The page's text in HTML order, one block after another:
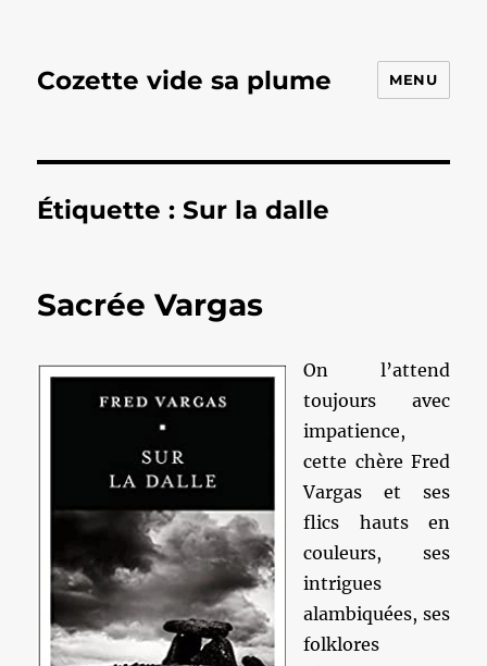
Cozette vide sa plume MENU
Étiquette :Sur la dalle
Sacrée Vargas
On l’attend
toujours avec
impatience,
cette chère Fred
Vargas et ses
flics hauts en
couleurs, ses
intrigues
alambiquées, ses
folklores